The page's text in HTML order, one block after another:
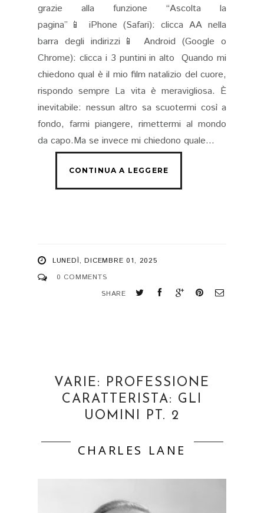
grazie alla funzione “Ascolta la
pagina”📱 iPhone (Safari): clicca AA nella
barra degli indirizzi📱 Android (Google o
Chrome): clicca i 3 puntini in alto Quando mi
chiedono qual è il mio film natalizio del cuore,
rispondo sempre La vita è meravigliosa. È
inevitabile: nessun altro sa scuotermi così a
fondo, farmi piangere, rimettermi al mondo
da capo.Ma se invece mi chiedono quale...
LUNEDÌ, DICEMBRE 01, 2025
0 COMMENTS
SHARE
VARIE: PROFESSIONE
CARATTERISTA: GLI
UOMINI PT. 2
CHARLES LANE